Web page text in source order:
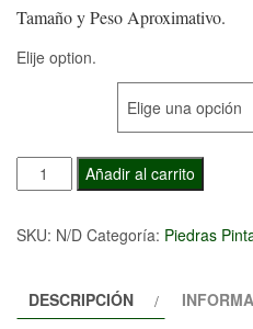
hasta
Tamaño y Peso Aproximativo.
Elije option.
Piedra
Pintada
Casa
Nomo
Añadir al carrito
SKU: N/D Categoría: Piedras
DESCRIPCIÓN